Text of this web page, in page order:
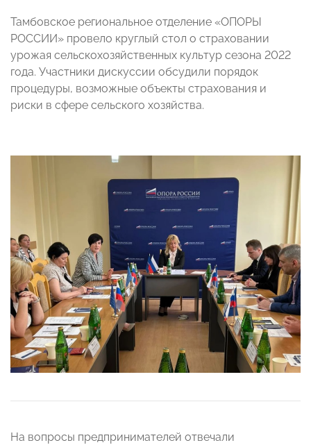
Тамбовское региональное отделение «ОПОРЫ
РОССИИ» провело круглый стол о страховании
урожая сельскохозяйственных культур сезона 2022
года. Участники дискуссии обсудили порядок
процедуры, возможные объекты страхования и
риски в сфере сельского хозяйства.
На вопросы предпринимателей отвечали